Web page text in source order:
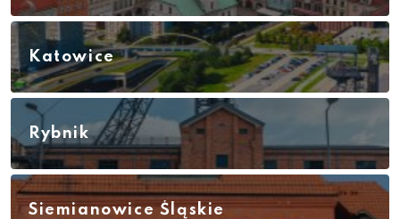
Katowice
Rybnik
Siemianowice Śląskie